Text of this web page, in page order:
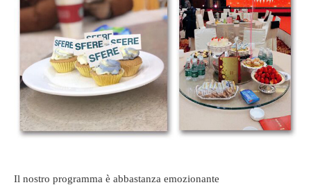
Il nostro programma è abbastanza emozionante